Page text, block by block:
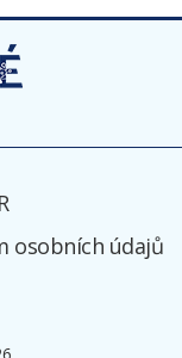
osobních údajů